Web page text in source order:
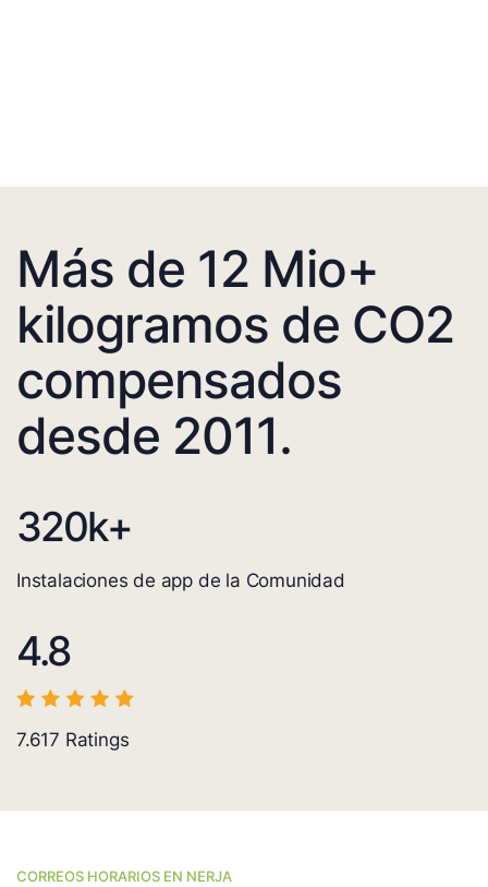
Más de 12 Mio+
kilogramos de CO2
compensados
desde 2011.
320k+
Instalaciones de app de la Comunidad
4.8
7.617 Ratings
CORREOS HORARIOS EN NERJA